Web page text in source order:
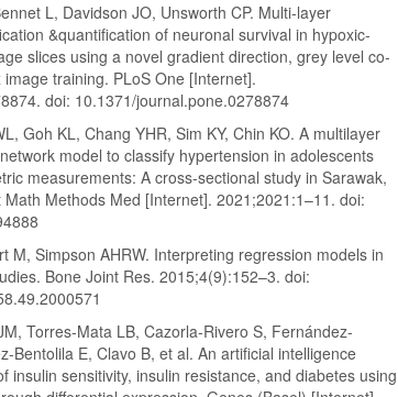
L, Davidson JO, Unsworth CP. Multi-layer
&quantification of neuronal survival in hypoxic-
slices using a novel gradient direction, grey level co-
training. PLoS One [Internet].
doi: 10.1371/journal.pone.0278874
Goh KL, Chang YHR, Sim KY, Chin KO. A multilayer
model to classify hypertension in adolescents
measurements: A cross-sectional study in Sarawak,
Math Methods Med [Internet]. 2021;2021:1–11. doi:
M, Simpson AHRW. Interpreting regression models in
Bone Joint Res. 2015;4(9):152–3. doi:
Torres-Mata LB, Cazorla-Rivero S, Fernández-
Bentolila E, Clavo B, et al. An artificial intelligence
insulin sensitivity, insulin resistance, and diabetes using